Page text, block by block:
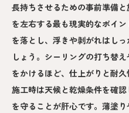
長持ちさせるための事前準備
を左右する最も現実的なポイ
を落とし、浮きや剥がれはし
しょう。シーリングの打ち替
をかけるほど、仕上がりと耐久
施工時は天候と乾燥条件を確
を守ることが肝心です。薄塗り